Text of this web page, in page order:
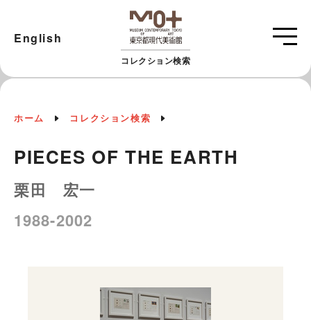
コレクション検索
English
ホーム コレクション検索
PIECES OF THE EARTH
栗田 宏一
1988-2002